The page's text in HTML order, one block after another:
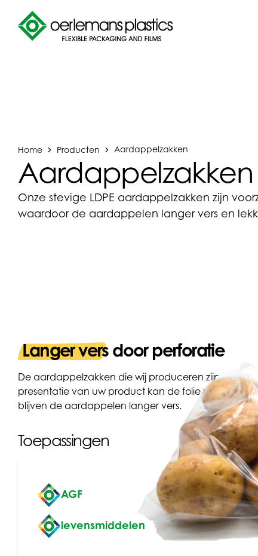
Home Producten Aardappelzakken
Aardappelzakken
Onze stevige LDPE aardappelzakken zijn
waardoor de aardappelen langer vers en
Langer vers door perforatie
De aardappelzakken die wij produceren zijn in
presentatie van uw product kan de folie voorzien
blijven de aardappelen langer vers.
Toepassingen
AGF
levensmiddelen